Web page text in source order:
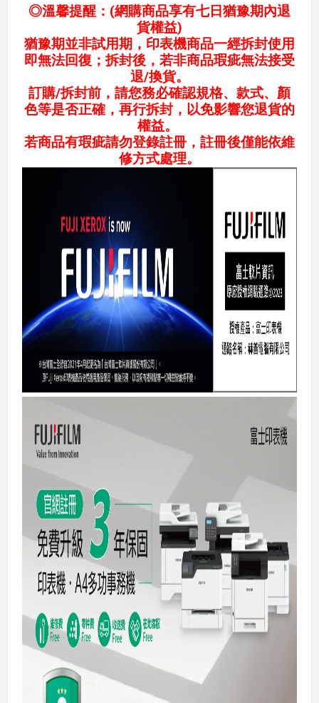
◎溫馨提醒：(網購商品享有七日猶豫期內退
貨權益)
猶豫期並非試用期，印表機商品一經拆封使用
即無法回復；拆封後，若非商品瑕疵無法接受
退/換貨。
訂購/拆封前，請您務必確認規格、款式、顏
色等是否正確，再行拆封，以免影響您退貨的
權益。
若商品有瑕疵請勿登錄註冊，註冊後僅能依維
修方式處理。